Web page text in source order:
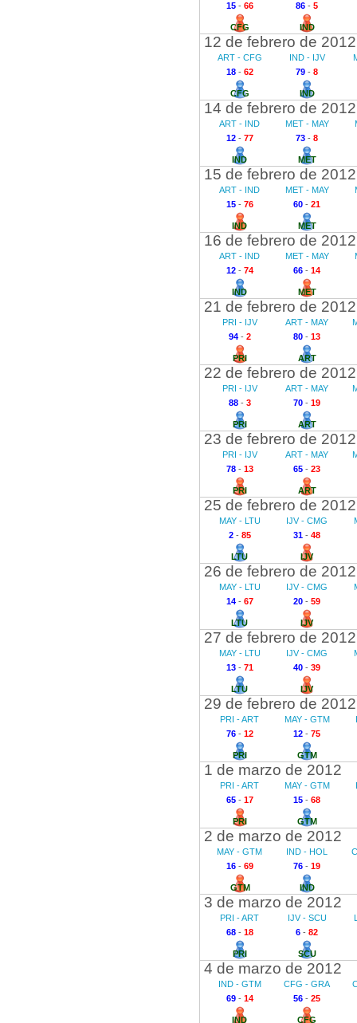
15- 66
CFG
86 - 5
IND
12 de febrero de 2012
ART - CFG
18- 62
CFG
IND - IJV
79 - 8
IND
14 de febrero de 2012
ART - IND
12- 77
IND
MET - MAY
73 - 8
MET
15 de febrero de 2012
ART - IND
15- 76
IND
MET - MAY
60 - 21
MET
16 de febrero de 2012
ART - IND
12- 74
IND
MET - MAY
66 - 14
MET
21 de febrero de 2012
PRI - IJV
94- 2
PRI
ART - MAY
80 - 13
ART
22 de febrero de 2012
PRI - IJV
88- 3
PRI
ART - MAY
70 - 19
ART
23 de febrero de 2012
PRI - IJV
78- 13
PRI
ART - MAY
65 - 23
ART
25 de febrero de 2012
MAY - LTU
2- 85
LTU
IJV - CMG
31 - 48
IJV
26 de febrero de 2012
MAY - LTU
14- 67
LTU
IJV - CMG
20 - 59
IJV
27 de febrero de 2012
MAY - LTU
13- 71
LTU
IJV - CMG
40 - 39
IJV
29 de febrero de 2012
PRI - ART
76- 12
PRI
MAY - GTM
12 - 75
GTM
1 de marzo de 2012
PRI - ART
65- 17
PRI
MAY - GTM
15 - 68
GTM
2 de marzo de 2012
MAY - GTM
16- 69
GTM
IND - HOL
76 - 19
IND
3 de marzo de 2012
PRI - ART
68- 18
PRI
IJV - SCU
6 - 82
SCU
4 de marzo de 2012
IND - GTM
69- 14
IND
CFG - GRA
56 - 25
CFG